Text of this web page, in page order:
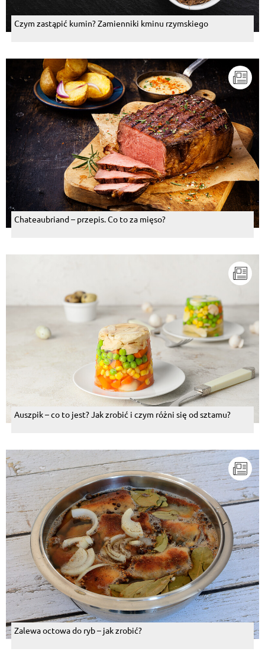
Czym zastąpić kumin? Zamienniki kminu rzymskiego
Chateaubriand – przepis. Co to za mięso?
Auszpik – co to jest? Jak zrobić i czym różni się od sztamu?
Zalewa octowa do ryb – jak zrobić?